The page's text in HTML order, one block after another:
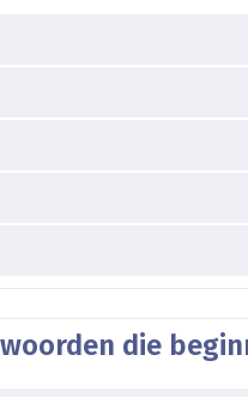
die